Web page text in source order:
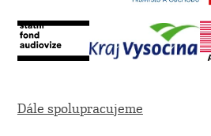
Dále spolupracujeme